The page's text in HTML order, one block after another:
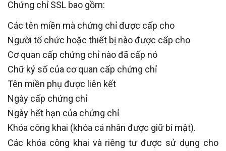
Chứng chỉ SSL bao gồm:
Các tên miền mà chứng chỉ được cấp cho
Người tổ chức hoặc thiết bị nào được cấp cho
Cơ quan cấp chứng chỉ nào đã cấp nó
Chữ ký số của cơ quan cấp chứng chỉ
Tên miền phụ được liên kết
Ngày cấp chứng chỉ
Ngày hết hạn của chứng chỉ
Khóa công khai (khóa cá nhân được giữ bí mật).
Các khóa công khai và riêng tư được sử dụng cho